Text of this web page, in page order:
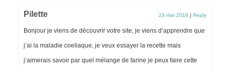
Pilette 23 mai 2018 Reply
Bonjour je viens de découvrir votre site, je viens d’apprendre que
j’ai la maladie coeliaque, je veux essayer la recette mais
j’aimerais savoir par quel mélange de farine je peux faire cette